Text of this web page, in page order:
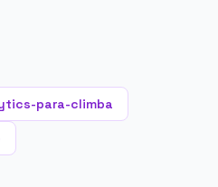
para-climba